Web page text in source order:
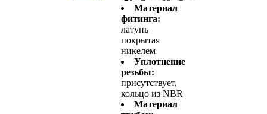
Материал
фитинга:
латунь
покрытая
никелем
Уплотнение
резьбы:
присутствует,
кольцо из NBR
Материал